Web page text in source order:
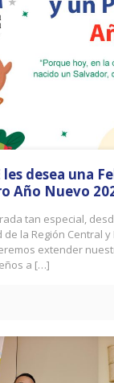
les desea una
Año Nuevo
tan especial,
de la Región Central
extender
a […]